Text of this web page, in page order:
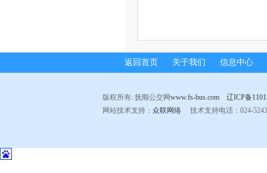
返回首页 关于我们 信息中心
版权所有: 抚顺公交网www.fs-bus.com
辽ICP备
网站技术支持： 众联网络 技术支持电话：024-